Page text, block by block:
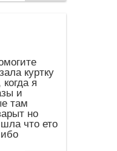
куртку
я
и
там
но
что ето